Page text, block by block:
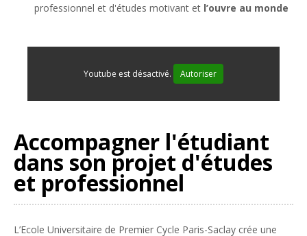
professionnel et d'études motivant et l’ouvre au monde
Youtube est désactivé. Autoriser
Accompagner l'étudiant
dans son projet d'études
et professionnel
L’Ecole Universitaire de Premier Cycle Paris-Saclay crée une